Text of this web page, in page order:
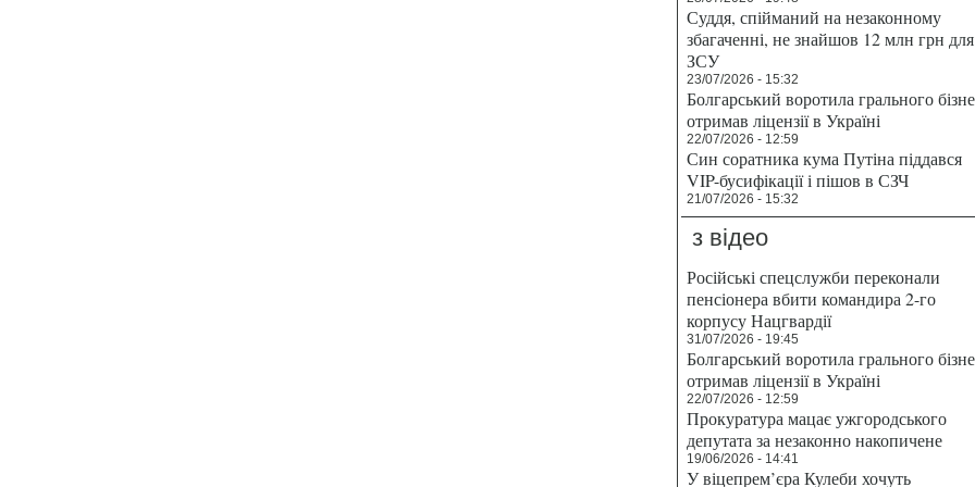
Суддя, спійманий на незаконному
збагаченні, не знайшов 12 млн грн для
ЗСУ
23/07/2026 - 15:32
Болгарський воротила грального
отримав ліцензії в Україні
22/07/2026 - 12:59
Син соратника кума Путіна піддався
VIP-бусифікації і пішов в СЗЧ
21/07/2026 - 15:32
з відео
Російські спецслужби переконали
пенсіонера вбити командира 2-го
корпусу Нацгвардії
31/07/2026 - 19:45
Болгарський воротила грального
отримав ліцензії в Україні
22/07/2026 - 12:59
Прокуратура мацає ужгородського
депутата за незаконно накопичене
19/06/2026 - 14:41
У віцепрем’єра Кулеби хочуть